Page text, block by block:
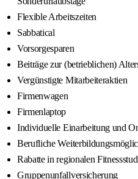
Flexible Arbeitszeiten
Sabbatical
Vorsorgesparen
Beiträge zur (betrieblichen)
Vergünstigte Mitarbeiteraktien
Firmenwagen
Firmenlaptop
Individuelle Einarbeitung und
Berufliche
Rabatte in regionalen
Gruppenunfallversicherung